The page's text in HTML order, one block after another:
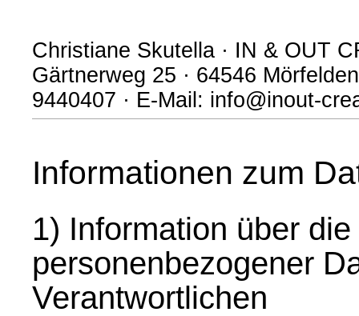
Christiane Skutella · IN & OUT
Gärtnerweg 25 · 64546
9440407 · E-Mail: info@inout-
Informationen zum
1) Information über
personenbezogener
Verantwortlichen